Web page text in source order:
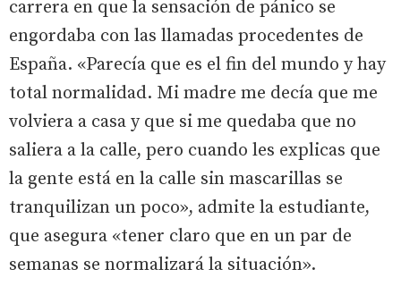
carrera en que la sensación de pánico se
engordaba con las llamadas procedentes de
España. «Parecía que es el fin del mundo y hay
total normalidad. Mi madre me decía que me
volviera a casa y que si me quedaba que no
saliera a la calle, pero cuando les explicas que
la gente está en la calle sin mascarillas se
tranquilizan un poco», admite la estudiante,
que asegura «tener claro que en un par de
semanas se normalizará la situación».